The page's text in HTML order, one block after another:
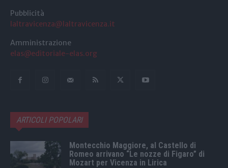
Pubblicità
laltravicenza@laltravicenza.it
Amministrazione
elas@editoriale-elas.org
ARTICOLI POPOLARI
Montecchio Maggiore, al Castello di
Romeo arrivano “Le nozze di Figaro” di
Mozart per Vicenza in Lirica